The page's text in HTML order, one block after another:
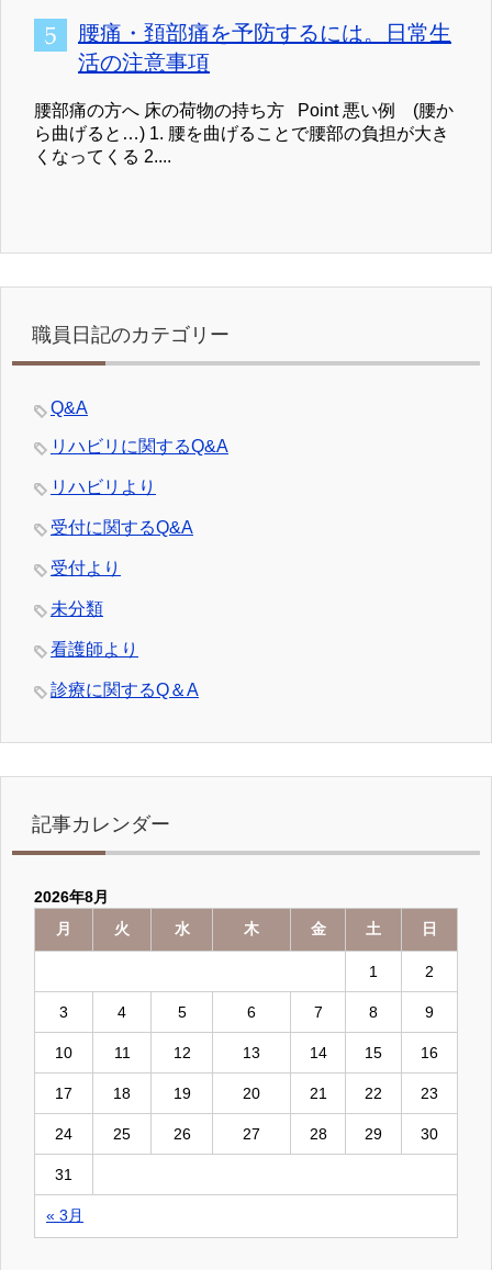
腰痛・頚部痛を予防するには。日常生
活の注意事項
腰部痛の方へ 床の荷物の持ち方 Point 悪い例 (腰か
ら曲げると…) 1. 腰を曲げることで腰部の負担が大き
くなってくる 2....
職員日記のカテゴリー
Q&A
リハビリに関するQ&A
リハビリより
受付に関するQ&A
受付より
未分類
看護師より
診療に関するQ＆A
記事カレンダー
2026年8月
月
火 水 木 金 土 日
« 3月
1 2
3 4 5 6 7 8 9
10 11 12 13 14 15 16
17 18 19 20 21 22 23
24 25 26 27 28 29 30
31